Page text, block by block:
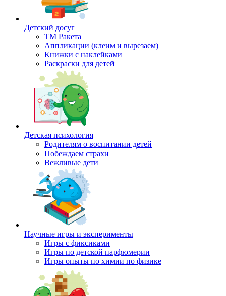
Детский досуг
ТМ Ракета
Аппликации (клеим и вырезаем)
Книжки с наклейками
Раскраски для детей
Детская психология
Родителям о воспитании детей
Побеждаем страхи
Вежливые дети
Научные игры и эксперименты
Игры с фиксиками
Игры по детской парфюмерии
Игры опыты по химии по физике